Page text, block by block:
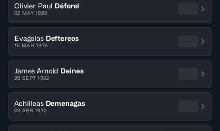
Olivier Paul Déforel
02 MAY 1966
Evagelos Deftereos
15 MAR 1976
James Arnold Deines
26 SEPT 1962
Achilleas Demenagas
08 ABR 1970